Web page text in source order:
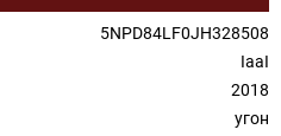
5NPD84LF0JH328508
IaaI
2018
угон